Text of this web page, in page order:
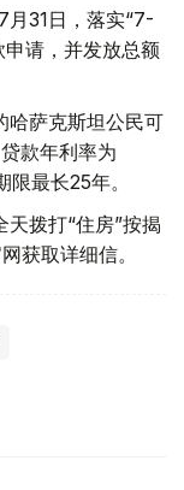
31日，落实“7-
请，并发放总额
哈萨克斯坦公民可
款年利率为
最长25年。
拨打“住房”按揭
获取详细信。